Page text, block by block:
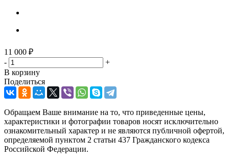
11 000 ₽
-
+
В корзину
Поделиться
Обращаем Ваше внимание на то, что приведенные цены,
характеристики и фотографии товаров носят исключительно
ознакомительный характер и не являются публичной офертой,
определяемой пунктом 2 статьи 437 Гражданского кодекса
Российской Федерации.